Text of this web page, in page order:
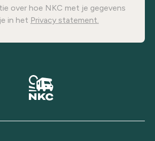
over hoe NKC met je gegevens
in het Privacy statement.